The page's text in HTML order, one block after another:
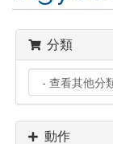
分類
動作